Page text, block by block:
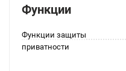
Функции
Функции защиты
приватности